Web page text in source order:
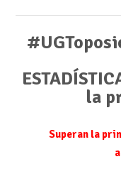
la
Superan la